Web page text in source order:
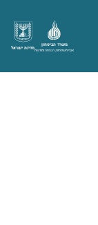
מדינת ישראל
משרד הביטחון
אגף משפחות, הנצחה ומורשת